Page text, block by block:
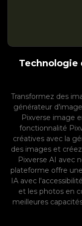
Technologie
Transformez des
générateur
Pixverse image
fonctionnalité
créatives avec la
des images et
Pixverse AI avec
plateforme offre
IA avec
et les photos en
meilleures